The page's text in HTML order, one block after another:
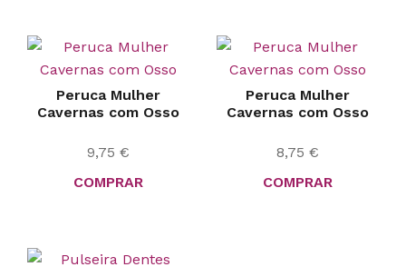
Peruca Mulher
Cavernas com Osso
9,75 €
COMPRAR
Peruca Mulher
Cavernas com Osso
8,75 €
COMPRAR